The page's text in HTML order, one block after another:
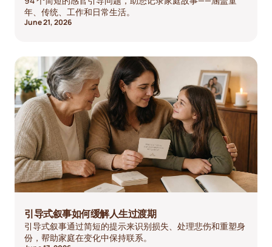
年、传统、工作和日常生活。
June 21, 2026
引导式叙事如何缓解人生过渡期
引导式叙事通过简短的提示来识别损失、处理悲伤和重塑身
份，帮助家庭在变化中保持联系。